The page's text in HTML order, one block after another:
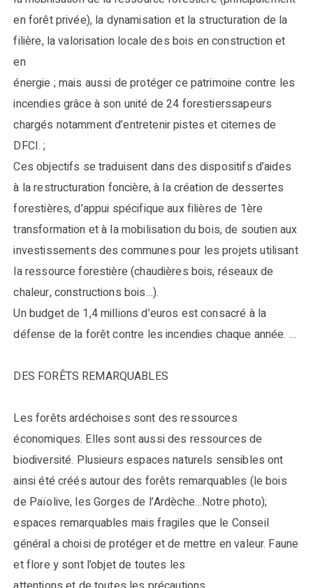
en forêt privée), la dynamisation et la structuration de la
filière, la valorisation locale des bois en construction et
en
énergie ; mais aussi de protéger ce patrimoine contre les
incendies grâce à son unité de 24 forestierssapeurs
chargés notamment d’entretenir pistes et citernes de
DFCI. ;
Ces objectifs se traduisent dans des dispositifs d’aides
à la restructuration foncière, à la création de dessertes
forestières, d’appui spécifique aux filières de 1ère
transformation et à la mobilisation du bois, de soutien aux
investissements des communes pour les projets utilisant
la ressource forestière (chaudières bois, réseaux de
chaleur, constructions bois…).
Un budget de 1,4 millions d’euros est consacré à la
défense de la forêt contre les incendies chaque année. …
DES FORÊTS REMARQUABLES
Les forêts ardéchoises sont des ressources
économiques. Elles sont aussi des ressources de
biodiversité. Plusieurs espaces naturels sensibles ont
ainsi été créés autour des forêts remarquables (le bois
de Païolive, les Gorges de l’Ardèche…Notre photo);
espaces remarquables mais fragiles que le Conseil
général a choisi de protéger et de mettre en valeur. Faune
et flore y sont l’objet de toutes les